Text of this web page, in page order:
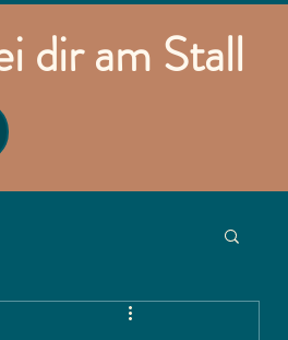
dir am Stall